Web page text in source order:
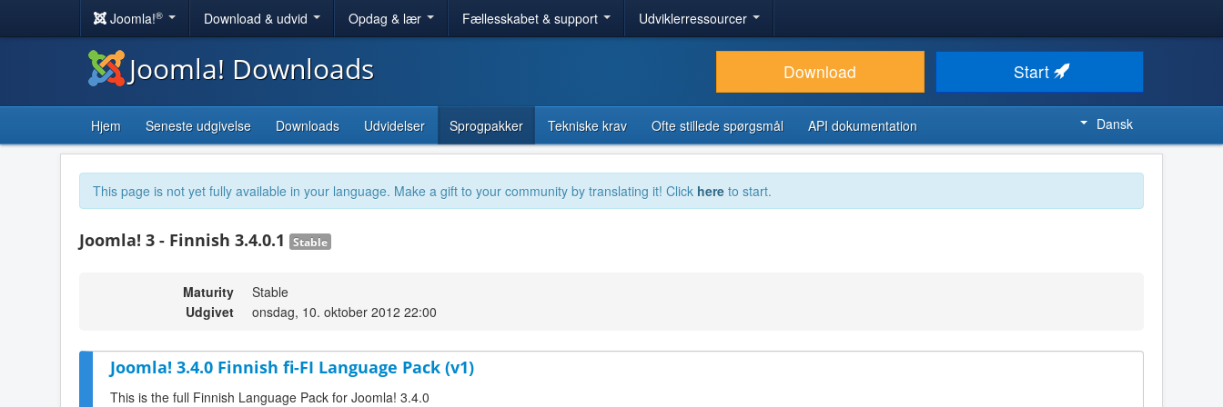
Joomla!® Download & udvid Opdag & lær Fællesskabet & support Udviklerressourcer
Joomla! Downloads Download Start
Hjem Seneste udgivelse Downloads Udvidelser Sprogpakker Tekniske krav Ofte stillede spørgsmål API dokumentation Dansk
This page is not yet fully available in your language. Make a gift to your community by translating it! Click here to start.
Joomla! 3 - Finnish 3.4.0.1 Stable
Maturity
Stable
Udgivet
onsdag, 10. oktober 2012 22:00
Joomla! 3.4.0 Finnish fi-FI Language Pack (v1)
This is the full Finnish Language Pack for Joomla! 3.4.0